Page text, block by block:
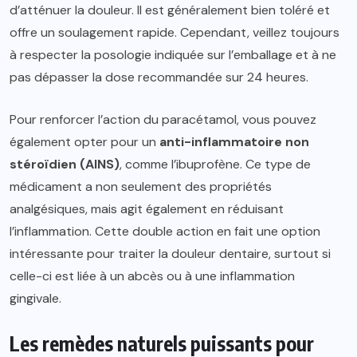
d’atténuer la douleur. Il est généralement bien toléré et
offre un soulagement rapide. Cependant, veillez toujours
à respecter la posologie indiquée sur l’emballage et à ne
pas dépasser la dose recommandée sur 24 heures.
Pour renforcer l’action du paracétamol, vous pouvez
également opter pour un anti-inflammatoire non
stéroïdien (AINS), comme l’ibuprofène. Ce type de
médicament a non seulement des propriétés
analgésiques, mais agit également en réduisant
l’inflammation. Cette double action en fait une option
intéressante pour traiter la douleur dentaire, surtout si
celle-ci est liée à un abcès ou à une inflammation
gingivale.
Les remèdes naturels puissants pour